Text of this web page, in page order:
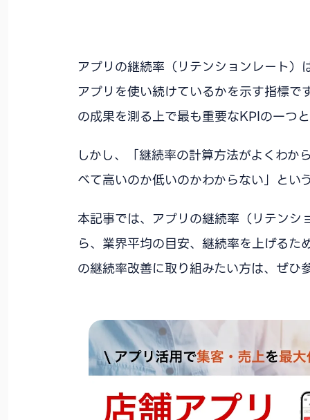
アプリの継続率（リテンションレート）
アプリを使い続けているかを示す指標で
の成果を測る上で最も重要なKPIの一つ
しかし、「継続率の計算方法がよくわ
べて高いのか低いのかわからない」とい
本記事では、アプリの継続率（リテン
ら、業界平均の目安、継続率を上げる
の継続率改善に取り組みたい方は、ぜひ